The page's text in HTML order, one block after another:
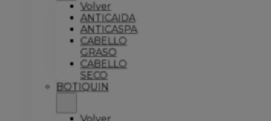
Volver
ANTICAIDA
ANTICASPA
CABELLO
GRASO
CABELLO
SECO
BOTIQUIN